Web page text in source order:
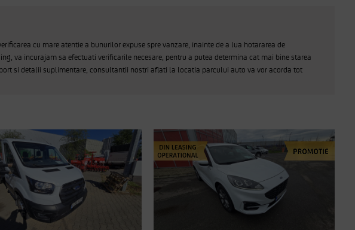
cu mare atentie a bunurilor expuse spre vanzare, inainte de a lua hotararea de
va incurajam sa efectuati verificarile necesare, pentru a putea determina cat mai bine starea
si detalii suplimentare, consultantii nostri aflati la locatia parcului auto va vor acorda tot